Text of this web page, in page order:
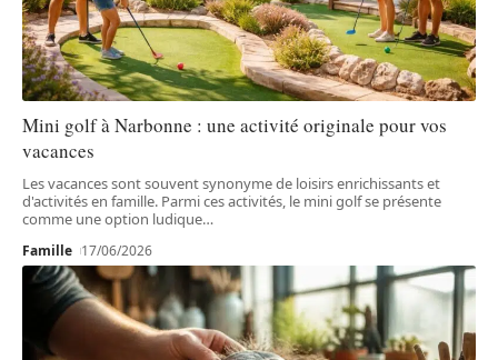
Mini golf à Narbonne : une activité originale pour vos
vacances
Les vacances sont souvent synonyme de loisirs enrichissants et
d'activités en famille. Parmi ces activités, le mini golf se présente
comme une option ludique…
Famille 17/06/2026